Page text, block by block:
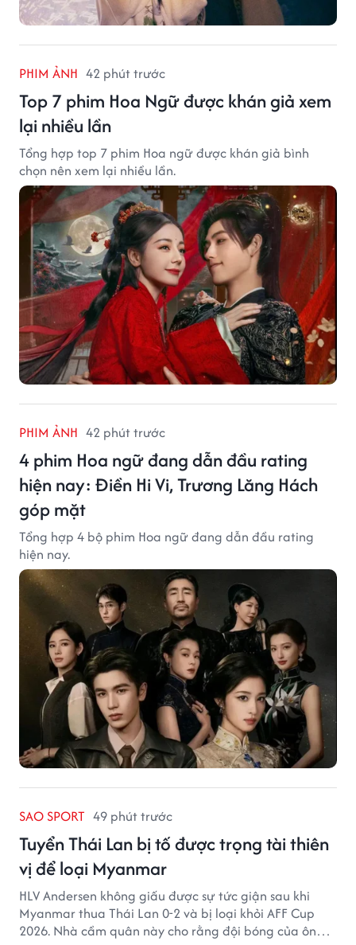
PHIM ẢNH 42 phút trước
Top 7 phim Hoa Ngữ được khán giả xem
lại nhiều lần
Tổng hợp top 7 phim Hoa ngữ được khán giả bình
chọn nên xem lại nhiều lần.
PHIM ẢNH 42 phút trước
4 phim Hoa ngữ đang dẫn đầu rating
hiện nay: Điền Hi Vi, Trương Lăng Hách
góp mặt
Tổng hợp 4 bộ phim Hoa ngữ đang dẫn đầu rating
hiện nay.
SAO SPORT 49 phút trước
Tuyển Thái Lan bị tố được trọng tài thiên
vị để loại Myanmar
HLV Andersen không giấu được sự tức giận sau khi
Myanmar thua Thái Lan 0-2 và bị loại khỏi AFF Cup
2026. Nhà cầm quân này cho rằng đội bóng của ông